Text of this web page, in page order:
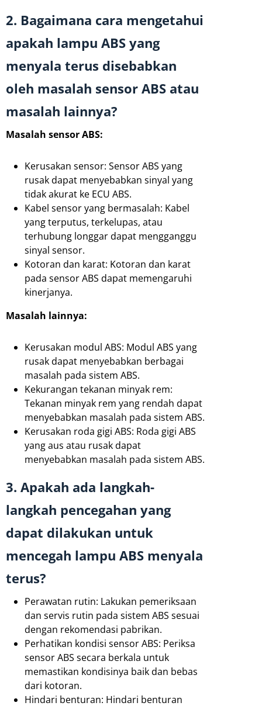
2. Bagaimana cara mengetahui
apakah lampu ABS yang
menyala terus disebabkan
oleh masalah sensor ABS atau
masalah lainnya?
Masalah sensor ABS:
Kerusakan sensor: Sensor ABS yang
rusak dapat menyebabkan sinyal yang
tidak akurat ke ECU ABS.
Kabel sensor yang bermasalah: Kabel
yang terputus, terkelupas, atau
terhubung longgar dapat mengganggu
sinyal sensor.
Kotoran dan karat: Kotoran dan karat
pada sensor ABS dapat memengaruhi
kinerjanya.
Masalah lainnya:
Kerusakan modul ABS: Modul ABS yang
rusak dapat menyebabkan berbagai
masalah pada sistem ABS.
Kekurangan tekanan minyak rem:
Tekanan minyak rem yang rendah dapat
menyebabkan masalah pada sistem ABS.
Kerusakan roda gigi ABS: Roda gigi ABS
yang aus atau rusak dapat
menyebabkan masalah pada sistem ABS.
3. Apakah ada langkah-
langkah pencegahan yang
dapat dilakukan untuk
mencegah lampu ABS menyala
terus?
Perawatan rutin: Lakukan pemeriksaan
dan servis rutin pada sistem ABS sesuai
dengan rekomendasi pabrikan.
Perhatikan kondisi sensor ABS: Periksa
sensor ABS secara berkala untuk
memastikan kondisinya baik dan bebas
dari kotoran.
Hindari benturan: Hindari benturan